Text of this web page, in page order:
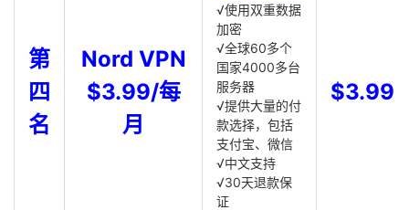
第
四
名
Nord VPN
$3.99/每
月
√使用双重数据
加密
√全球60多个
国家4000多台
服务器
√提供大量的付
款选择，包括
支付宝、微信
√中文支持
√30天退款保
证
$3.99